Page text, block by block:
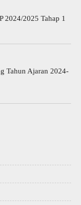
2024/2025 Tahap 1
Tahun Ajaran 2024-